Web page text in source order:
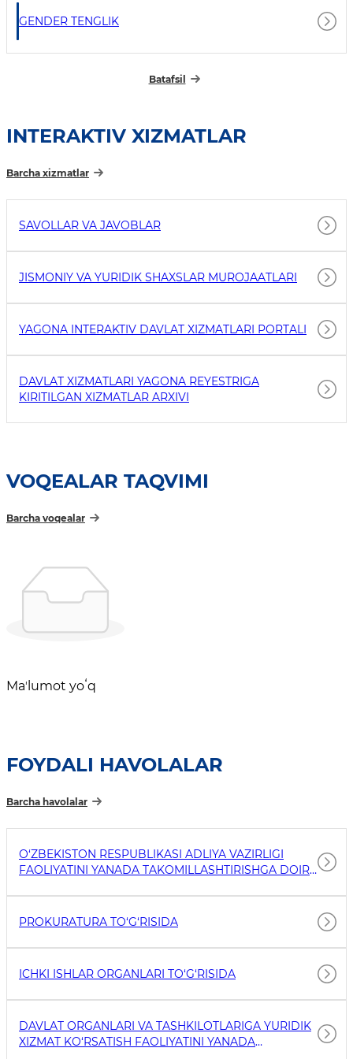
GENDER TENGLIK
Batafsil
INTERAKTIV XIZMATLAR
Barcha xizmatlar
SAVOLLAR VA JAVOBLAR
JISMONIY VA YURIDIK SHAXSLAR MUROJAATLARI
YAGONA INTERAKTIV DAVLAT XIZMATLARI PORTALI
DAVLAT XIZMATLARI YAGONA REYESTRIGA
KIRITILGAN XIZMATLAR ARXIVI
VOQEALAR TAQVIMI
Barcha voqealar
Maʼlumot yoʻq
FOYDALI HAVOLALAR
Barcha havolalar
O‘ZBEKISTON RESPUBLIKASI ADLIYA VAZIRLIGI
FAOLIYATINI YANADA TAKOMILLASHTIRISHGA DOIR
PROKURATURA TO‘G‘RISIDA
ICHKI ISHLAR ORGANLARI TO‘G‘RISIDA
DAVLAT ORGANLARI VA TASHKILOTLARIGA YURIDIK
XIZMAT KO‘RSATISH FAOLIYATINI YANADA